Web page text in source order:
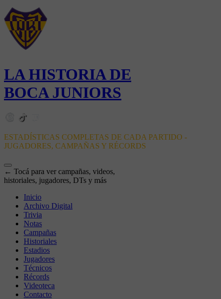
LA HISTORIA DE
BOCA JUNIORS
ESTADÍSTICAS COMPLETAS DE CADA PARTIDO -
JUGADORES, CAMPAÑAS Y RÉCORDS
← Tocá para ver campañas, videos,
historiales, jugadores, DTs y más
Inicio
Archivo Digital
Trivia
Notas
Campañas
Historiales
Estadios
Jugadores
Técnicos
Récords
Videoteca
Contacto